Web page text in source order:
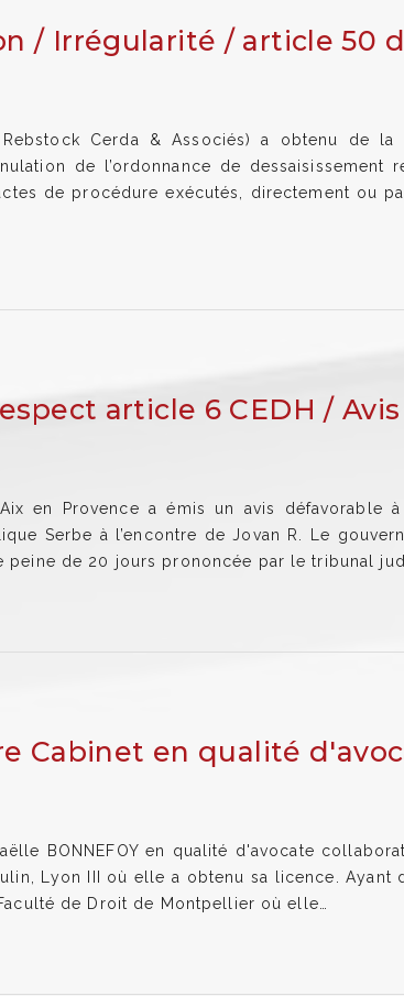
/ Irrégularité / article 50
Cerda & Associés) a obtenu de la
de l’ordonnance de dessaisissement
de procédure exécutés, directement ou
article 6 CEDH / Avis
en Provence a émis un avis défavorable
Serbe à l’encontre de Jovan R. Le
peine de 20 jours prononcée par le tribunal
Cabinet en qualité
BONNEFOY en qualité d'avocate
Lyon III où elle a obtenu sa licence. Ayant
de Droit de Montpellier où elle…